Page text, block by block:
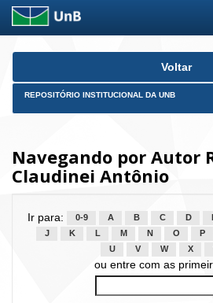
Skip
Voltar
REPOSITÓRIO INSTITUCIONAL DA UNB
Navegando por Autor
Claudinei Antônio
Ir para: 0-9 A B C D
J
K L M N O P
U
V W X
ou entre com as